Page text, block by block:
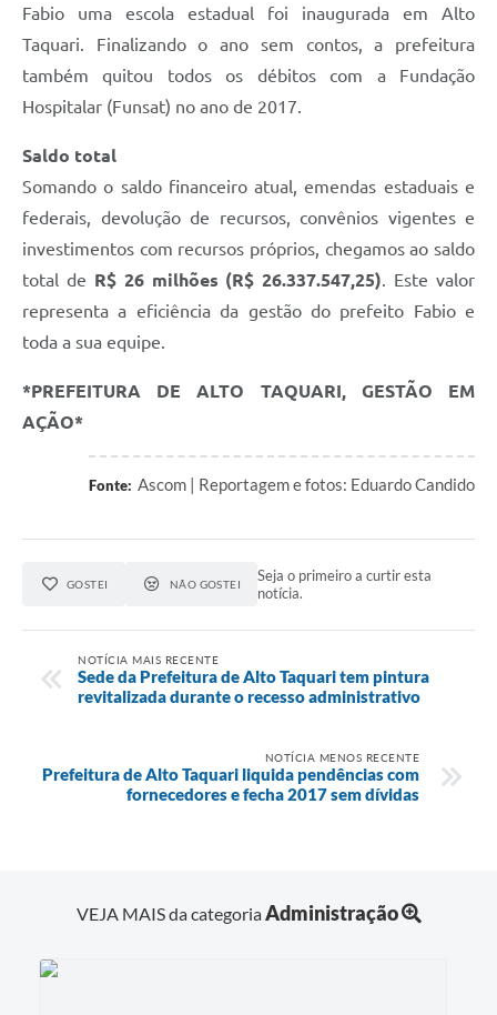
Fabio uma escola estadual foi inaugurada em Alto
Taquari. Finalizando o ano sem contos, a prefeitura
também quitou todos os débitos com a Fundação
Hospitalar (Funsat) no ano de 2017.
Saldo total
Somando o saldo financeiro atual, emendas estaduais e
federais, devolução de recursos, convênios vigentes e
investimentos com recursos próprios, chegamos ao saldo
total de R$ 26 milhões (R$ 26.337.547,25). Este valor
representa a eficiência da gestão do prefeito Fabio e
toda a sua equipe.
*PREFEITURA DE ALTO TAQUARI, GESTÃO EM
AÇÃO*
Fonte: Ascom | Reportagem e fotos: Eduardo Candido
GOSTEI NÃO GOSTEI
Seja o primeiro a curtir esta
notícia.
NOTÍCIA MAIS RECENTE
Sede da Prefeitura de Alto Taquari tem pintura
revitalizada durante o recesso administrativo
NOTÍCIA MENOS RECENTE
Prefeitura de Alto Taquari liquida pendências com
fornecedores e fecha 2017 sem dívidas
VEJA MAIS da categoriaAdministração